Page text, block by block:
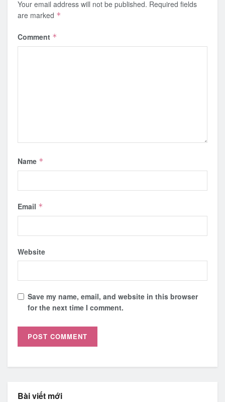
Your email address will not be published. Required fields
are marked *
Comment *
Name *
Email *
Website
Save my name, email, and website in this browser
for the next time I comment.
Bài viết mới